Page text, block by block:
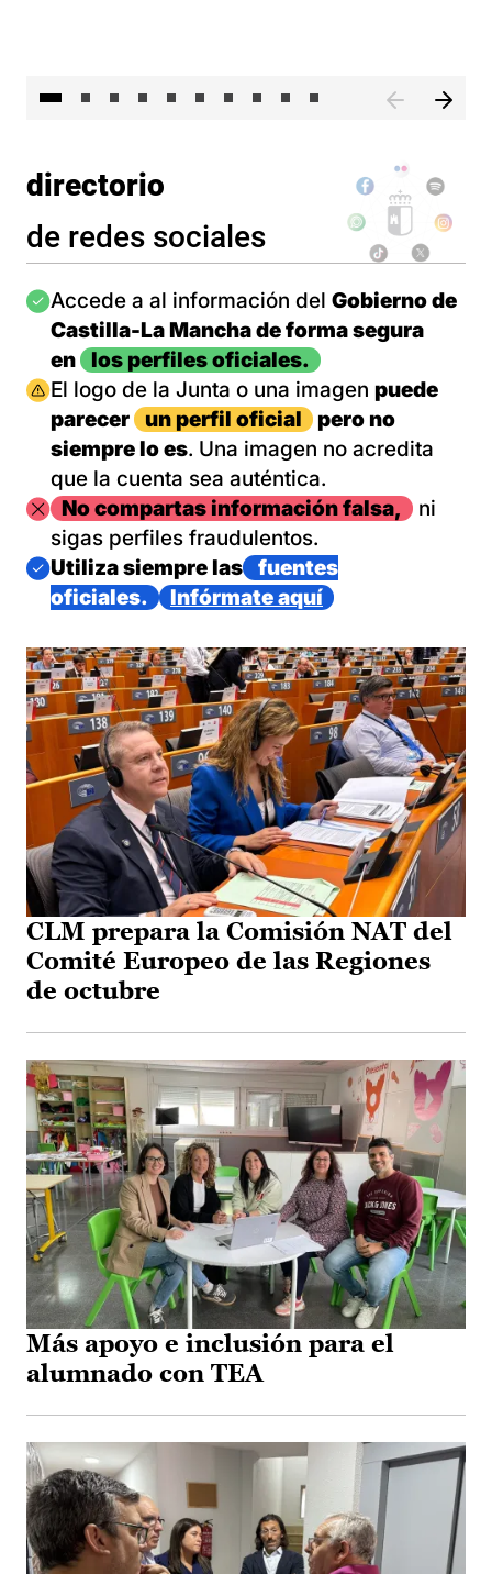
directorio
de redes sociales
Imagen
Accede a al información del Gobierno de
Castilla-La Mancha de forma segura
en
los perfiles oficiales.
Imagen
El logo de la Junta o una imagen puede
parecer
un perfil oficial
pero no
siempre lo es. Una imagen no acredita
que la cuenta sea auténtica.
ImagenNo compartas información falsa,
ni
sigas perfiles fraudulentos.
Imagen
Utiliza siempre las
fuentes
oficiales.
Infórmate aquí
CLM prepara la Comisión NAT del
Comité Europeo de las Regiones
de octubre
Más apoyo e inclusión para el
alumnado con TEA